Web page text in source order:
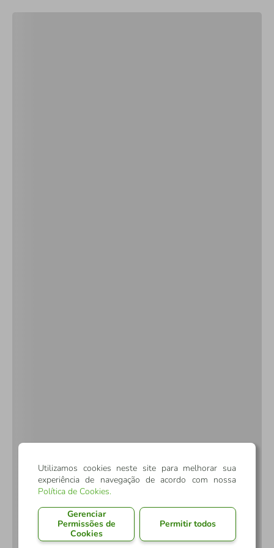
Utilizamos cookies neste site para melhorar sua
experiência de navegação de acordo com nossa
Política de Cookies.
Gerenciar
Permissões de
Cookies
Permitir todos